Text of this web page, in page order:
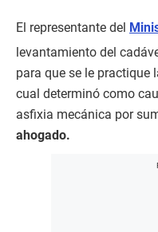
El representante del
levantamiento del
para que se le practique
cual determinó como
asfixia mecánica por
ahogado.